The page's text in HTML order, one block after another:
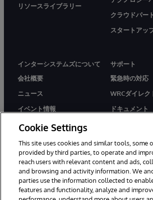
リソースライブラリー
クラウドパー
スタートアッ
インターシステムズについて
会社概要
ニュース
イベント情報
採用情報
サポート
緊急時の対応
WRCダイレク
ドキュメント
Cookie Settings
This site uses cookies and similar tools, some
provided by third parties, to operate and
reach users with relevant content and ads,
and browsing and activity information. We
parties use the information collected to
features and functionality, analyze and